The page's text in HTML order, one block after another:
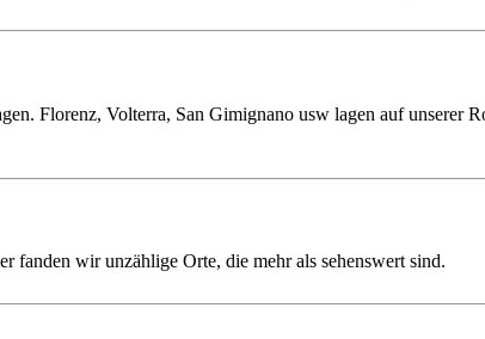
Florenz, Volterra, San Gimignano usw lagen auf unserer
fanden wir unzählige Orte, die mehr als sehenswert sind.